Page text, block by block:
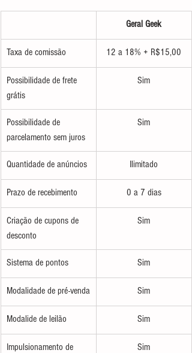
​Geral Geek
​Taxa de comissão 12 a 18% + R$15,00
Possibilidade de frete
grátis
Sim
​Possibilidade de
parcelamento sem juros
Sim
Quantidade de anúncios Ilimitado
Prazo de recebimento 0 a 7 dias
​Criação de cupons de
desconto
Sim
Sistema de pontos Sim
Modalidade de pré-venda Sim
Modalide de leilão Sim
Impulsionamento de
Sim